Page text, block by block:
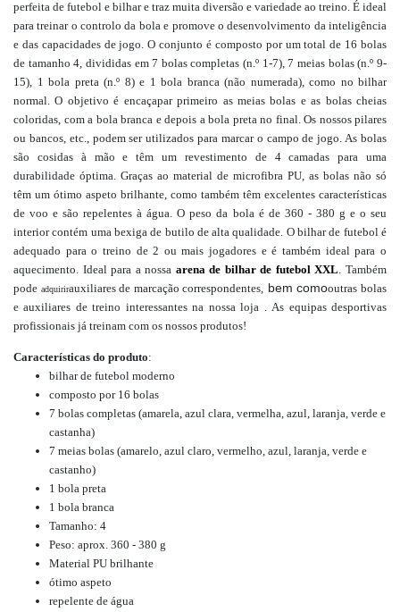
perfeita de futebol e bilhar e traz muita diversão e variedade ao treino. É ideal
para treinar o controlo da bola e promove o desenvolvimento da inteligência
e das capacidades de jogo. O conjunto é composto por um total de 16 bolas
de tamanho 4, divididas em 7 bolas completas (n.º 1-7), 7 meias bolas (n.º 9-
15), 1 bola preta (n.º 8) e 1 bola branca (não numerada), como no bilhar
normal. O objetivo é encaçapar primeiro as meias bolas e as bolas cheias
coloridas, com a bola branca e depois a bola preta no final. Os nossos pilares
ou bancos, etc., podem ser utilizados para marcar o campo de jogo.As bolas
são cosidas à mão e têm um revestimento de 4 camadas para uma
durabilidade óptima. Graças ao material de microfibra PU, as bolas não só
têm um ótimo aspeto brilhante, como também têm excelentes características
de voo e são repelentes à água. O peso da bola é de 360 - 380 g e o seu
interior contém uma bexiga de butilo de alta qualidade. O bilhar de futebol é
adequado para o treino de 2 ou mais jogadores e é também ideal para o
aquecimento. Ideal para a nossa arena de bilhar de futebol XXL. Também
pode adquirirauxiliares de marcação correspondentes, bem comooutras bolas
e auxiliares de treino interessantesna nossa loja . As equipas desportivas
profissionais já treinam com os nossos produtos!
Características do produto:
bilhar de futebol moderno
composto por 16 bolas
7 bolas completas (amarela, azul clara, vermelha, azul, laranja, verde e
castanha)
7 meias bolas (amarelo, azul claro, vermelho, azul, laranja, verde e
castanho)
1 bola preta
1 bola branca
Tamanho: 4
Peso: aprox. 360 - 380 g
Material PU brilhante
ótimo aspeto
repelente de água